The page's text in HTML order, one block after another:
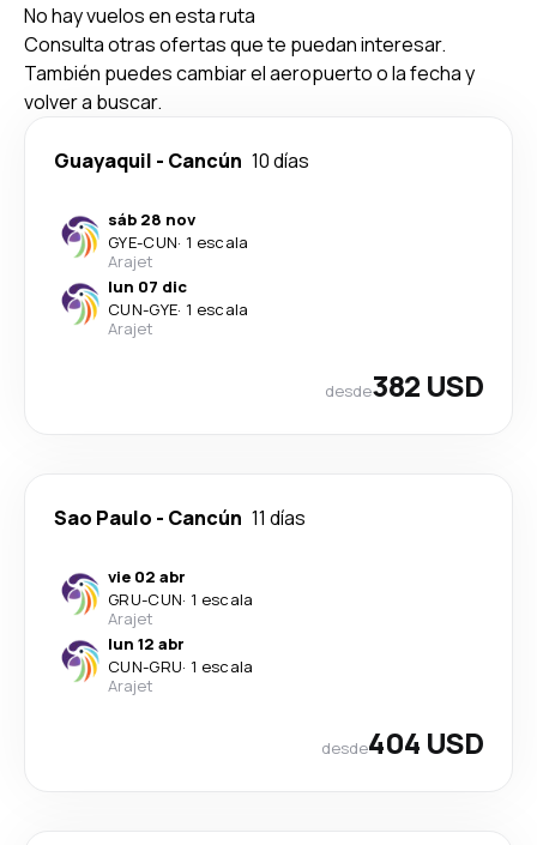
No hay vuelos en esta ruta
Consulta otras ofertas que te puedan interesar.
También puedes cambiar el aeropuerto o la fecha y
volver a buscar.
Guayaquil - Cancún 10 días
sáb 28 nov
GYE-CUN· 1 escala
Arajet
lun 07 dic
CUN-GYE· 1 escala
Arajet
desde382 USD
Sao Paulo - Cancún 11 días
vie 02 abr
GRU-CUN· 1 escala
Arajet
lun 12 abr
CUN-GRU· 1 escala
Arajet
desde404 USD